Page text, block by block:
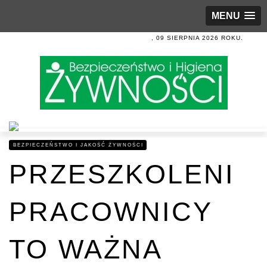
MENU
, 09 SIERPNIA 2026 ROKU.
BEZPIECZEŃSTWO I JAKOŚĆ ŻYWNOŚCI
PRZESZKOLENI
PRACOWNICY
TO WAŻNA